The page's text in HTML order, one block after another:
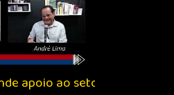
apoio ao setor para